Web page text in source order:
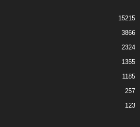
15215
3866
2324
1355
1185
257
123